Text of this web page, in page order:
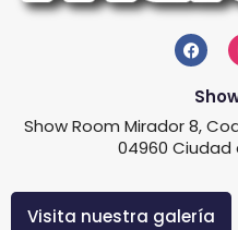
Show Room Mirador 8,
04960 Ciudad
Visita nuestra galería